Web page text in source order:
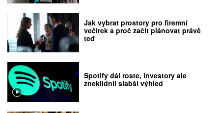
Jak vybrat prostory pro firemní
večírek a proč začít plánovat právě
teď
Spotify dál roste, investory ale
zneklidnil slabší výhled